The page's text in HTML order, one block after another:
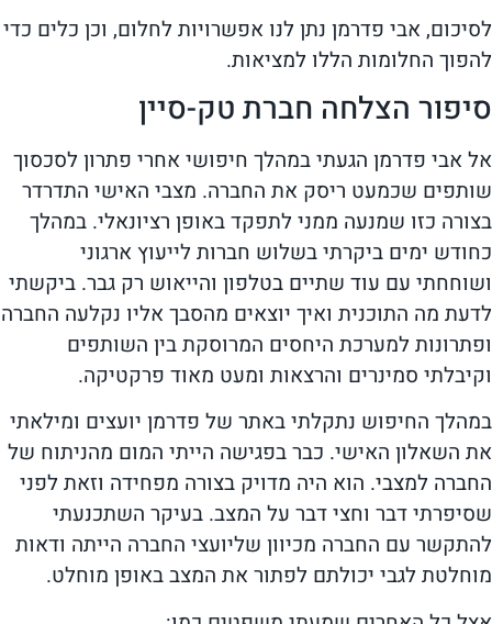
לסיכום, אבי פדרמן נתן לנו אפשרויות לחלום, וכן כלים כדי
להפוך החלומות הללו למציאות.
סיפור הצלחה חברת טק-סיין
אל אבי פדרמן הגעתי במהלך חיפושי אחרי פתרון לסכסוך
שותפים שכמעט ריסק את החברה. מצבי האישי התדרדר
בצורה כזו שמנעה ממני לתפקד באופן רציונאלי. במהלך
כחודש ימים ביקרתי בשלוש חברות לייעוץ ארגוני
ושוחחתי עם עוד שתיים בטלפון והייאוש רק גבר. ביקשתי
לדעת מה התוכנית ואיך יוצאים מהסבך אליו נקלעה החברה
ופתרונות למערכת היחסים המרוסקת בין השותפים
וקיבלתי סמינרים והרצאות ומעט מאוד פרקטיקה.
במהלך החיפוש נתקלתי באתר של פדרמן יועצים ומילאתי
את השאלון האישי. כבר בפגישה הייתי המום מהניתוח של
החברה למצבי. הוא היה מדויק בצורה מפחידה וזאת לפני
שסיפרתי דבר וחצי דבר על המצב. בעיקר השתכנעתי
להתקשר עם החברה מכיוון שליועצי החברה הייתה ודאות
מוחלטת לגבי יכולתם לפתור את המצב באופן מוחלט.